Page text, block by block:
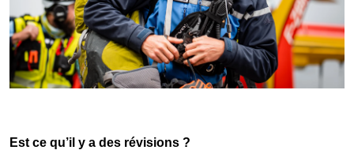
Est ce qu’il y a des révisions ?